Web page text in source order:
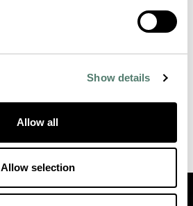
Show details
Allow all
Allow selection